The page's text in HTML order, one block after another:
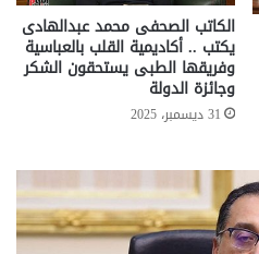
الكاتب الصحفى محمد عبدالهادى
يكتب .. أكاديمية القلب بالعباسية
وفريقها الطبى يستحقون الشكر
وجائزة الدولة
31 ديسمبر، 2025